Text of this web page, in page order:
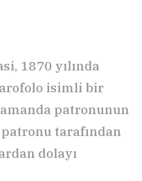
1870 yılında
isimli bir
patronunun
patronu tarafından
dolayı